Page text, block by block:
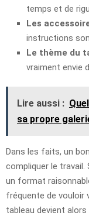
temps et de
Les
instructions
Le thème du
vraiment envie
Lire aussi :
sa propre
Dans les faits, un
compliquer le
un format
fréquente de vouloir
tableau devient